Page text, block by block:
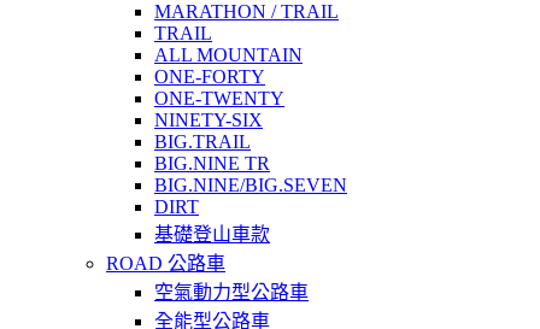
MARATHON / TRAIL
TRAIL
ALL MOUNTAIN
ONE-FORTY
ONE-TWENTY
NINETY-SIX
BIG.TRAIL
BIG.NINE TR
BIG.NINE/BIG.SEVEN
DIRT
基礎登山車款
ROAD 公路車
空氣動力型公路車
全能型公路車